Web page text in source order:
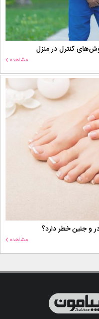
کنترل در منزل
مشاهده
و جنین خطر دارد؟
مشاهده